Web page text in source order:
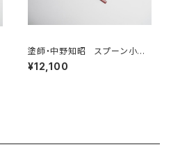
塗師・中野知昭 スプーン小
溜//朱
¥12,100